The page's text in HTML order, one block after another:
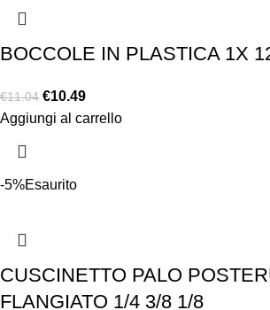
BOCCOLE IN PLASTICA 1X
€11.04 €10.49
Aggiungi al carrello
-5%Esaurito
CUSCINETTO PALO
FLANGIATO 1/4 3/8 1/8